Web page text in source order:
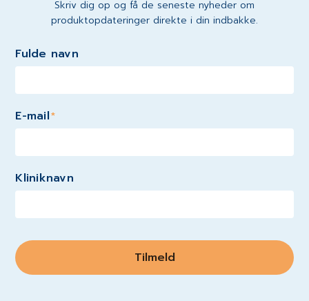
Skriv dig op og få de seneste nyheder om
produktopdateringer direkte i din indbakke.
Fulde navn
E-mail*
Kliniknavn
Tilmeld